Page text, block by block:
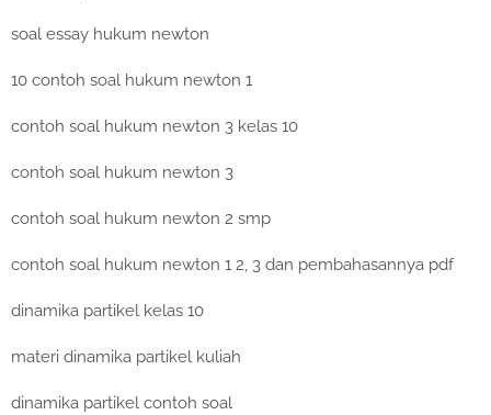
soal essay hukum newton
10 contoh soal hukum newton 1
contoh soal hukum newton 3 kelas 10
contoh soal hukum newton 3
contoh soal hukum newton 2 smp
contoh soal hukum newton 1 2, 3 dan pembahasannya pdf
dinamika partikel kelas 10
materi dinamika partikel kuliah
dinamika partikel contoh soal